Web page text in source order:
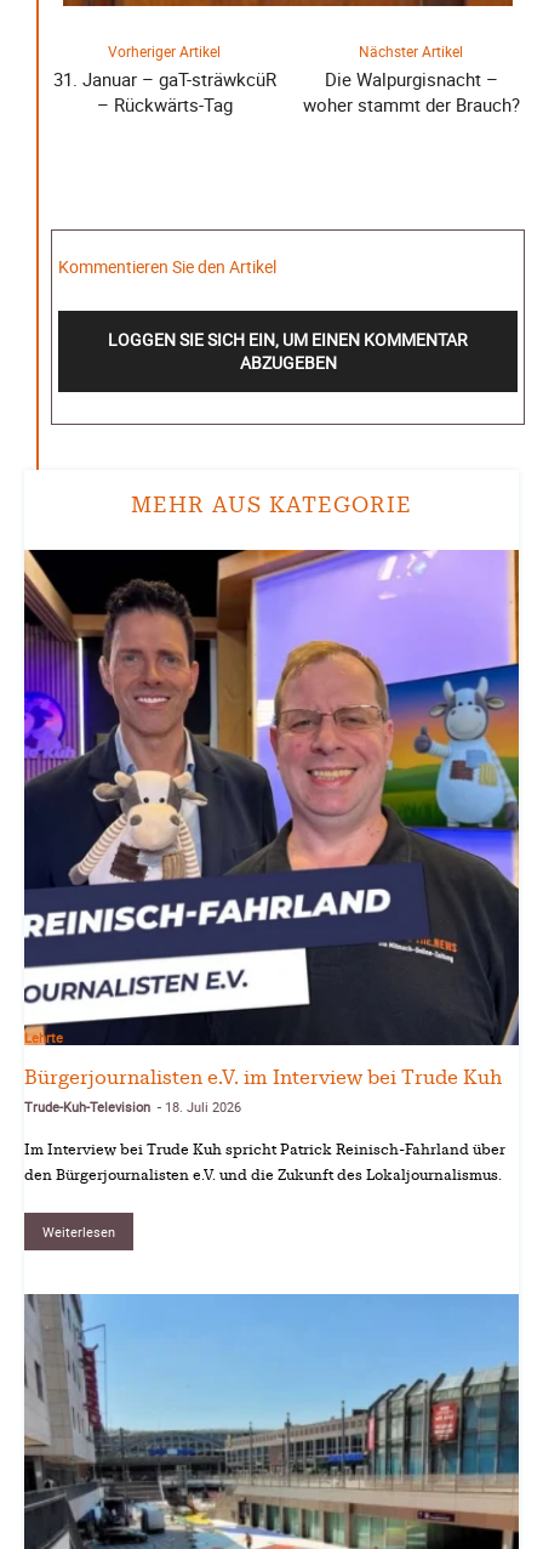
MEHR AUS KATEGORIE
Lehrte
Bürgerjournalisten e.V. im Interview bei Trude Kuh
Trude-Kuh-Television - 18. Juli 2026
Im Interview bei Trude Kuh spricht Patrick Reinisch-Fahrland über
den Bürgerjournalisten e.V. und die Zukunft des Lokaljournalismus.
Weiterlesen
Vorheriger Artikel
31. Januar – gaT-sträwkcüR
– Rückwärts-Tag
Nächster Artikel
Die Walpurgisnacht –
woher stammt der Brauch?
Kommentieren Sie den Artikel
LOGGEN SIE SICH EIN, UM EINEN KOMMENTAR
ABZUGEBEN